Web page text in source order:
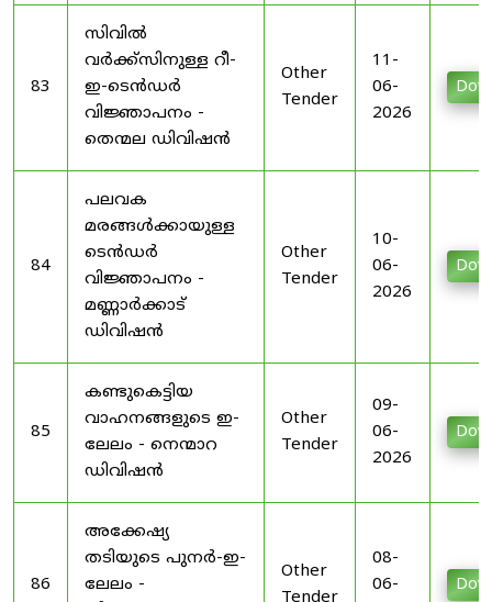
83
സിവിൽ
വർക്ക്സിനുള്ള റീ-
ഇ-ടെൻഡർ
വിജ്ഞാപനം -
തെന്മല ഡിവിഷൻ
Other
Tender
11-
06-
2026
84
പലവക
മരങ്ങൾക്കായുള്ള
ടെൻഡർ
വിജ്ഞാപനം -
മണ്ണാർക്കാട്
ഡിവിഷൻ
Other
Tender
10-
06-
2026
85
കണ്ടുകെട്ടിയ
വാഹനങ്ങളുടെ ഇ-
ലേലം - നെന്മാറ
ഡിവിഷൻ
Other
Tender
09-
06-
2026
86
അക്കേഷ്യ
തടിയുടെ പുനർ-ഇ-
ലേലം -
Other
08-
06-